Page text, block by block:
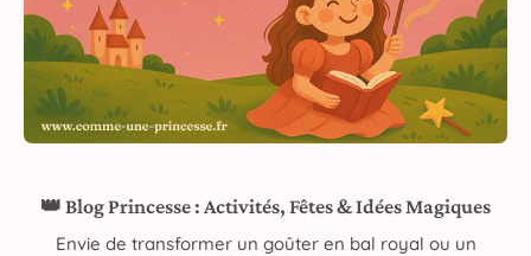
👑 Blog Princesse : Activités, Fêtes & Idées Magiques
Envie de transformer un goûter en bal royal ou un